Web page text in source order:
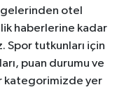
otel
haberlerine kadar
Spor tutkunları için
puan durumu ve
kategorimizde yer